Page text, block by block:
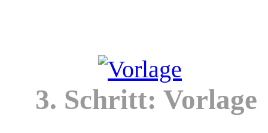
3. Schritt: Vorlage